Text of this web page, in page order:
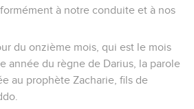
à notre conduite et à nos
du onzième mois, qui est le mois
année du règne de Darius, la parole
au prophète Zacharie, fils de